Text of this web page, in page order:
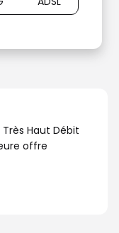
Haut Débit
offre